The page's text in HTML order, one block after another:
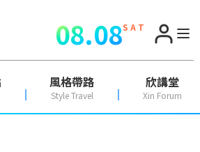
08.08S A T
風格帶路
Style Travel
欣講堂
Xin Forum